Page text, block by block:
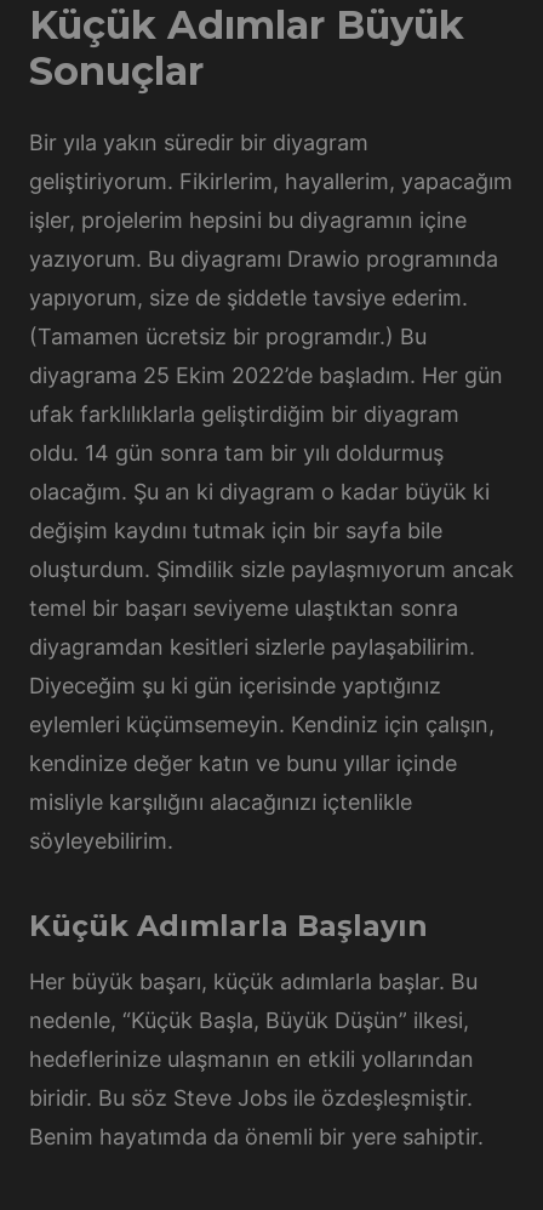
Küçük Adımlar Büyük
Sonuçlar
Bir yıla yakın süredir bir diyagram
geliştiriyorum. Fikirlerim, hayallerim, yapacağım
işler, projelerim hepsini bu diyagramın içine
yazıyorum. Bu diyagramı Drawio programında
yapıyorum, size de şiddetle tavsiye ederim.
(Tamamen ücretsiz bir programdır.) Bu
diyagrama 25 Ekim 2022’de başladım. Her gün
ufak farklılıklarla geliştirdiğim bir diyagram
oldu. 14 gün sonra tam bir yılı doldurmuş
olacağım. Şu an ki diyagram o kadar büyük ki
değişim kaydını tutmak için bir sayfa bile
oluşturdum. Şimdilik sizle paylaşmıyorum ancak
temel bir başarı seviyeme ulaştıktan sonra
diyagramdan kesitleri sizlerle paylaşabilirim.
Diyeceğim şu ki gün içerisinde yaptığınız
eylemleri küçümsemeyin. Kendiniz için çalışın,
kendinize değer katın ve bunu yıllar içinde
misliyle karşılığını alacağınızı içtenlikle
söyleyebilirim.
Küçük Adımlarla Başlayın
Her büyük başarı, küçük adımlarla başlar. Bu
nedenle, “Küçük Başla, Büyük Düşün” ilkesi,
hedeflerinize ulaşmanın en etkili yollarından
biridir. Bu söz Steve Jobs ile özdeşleşmiştir.
Benim hayatımda da önemli bir yere sahiptir.